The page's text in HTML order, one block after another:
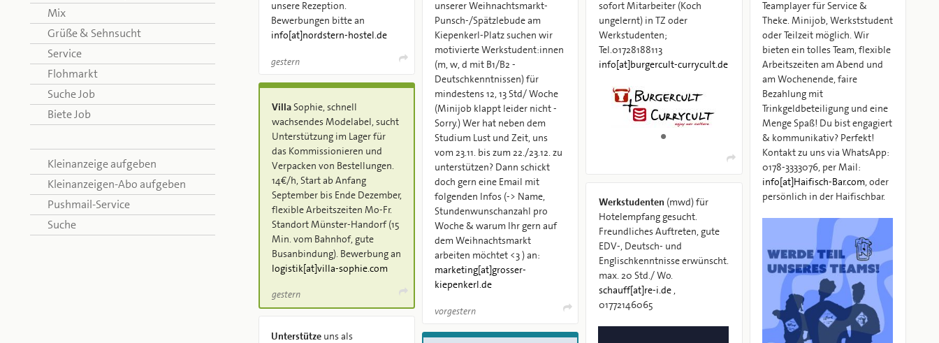
Mix
Grüße & Sehnsucht
Service
Flohmarkt
Suche Job
Biete Job
Kleinanzeige aufgeben
Kleinanzeigen-Abo aufgeben
Pushmail-Service
Suche
unsere Rezeption.
Bewerbungen bitte an
info[at]nordstern-hostel.de
gestern
VillaSophie, schnell
wachsendes Modelabel, sucht
Unterstützung im Lager für
das Kommissionieren und
Verpacken von Bestellungen.
14€/h, Start ab Anfang
September bis Ende Dezember,
flexible Arbeitszeiten Mo-Fr.
Standort Münster-Handorf (15
Min. vom Bahnhof, gute
Busanbindung). Bewerbung an
logistik[at]villa-sophie.com
gestern
Unterstütze uns als
unserer Weihnachtsmarkt-
Punsch-/Spätzlebude am
Kiepenkerl-Platz suchen wir
motivierte Werkstudent:innen
(m, w, d mit B1/B2 -
Deutschkenntnissen) für
mindestens 12, 13 Std/ Woche
(Minijob klappt leider nicht -
Sorry.) Wer hat neben dem
Studium Lust und Zeit, uns
vom 23.11. bis zum 22./23.12. zu
unterstützen? Dann schickt
doch gern eine Email mit
folgenden Infos (-> Name,
Stundenwunschanzahl pro
Woche & warum Ihr gern auf
dem Weihnachtsmarkt
arbeiten möchtet <3 ) an:
marketing[at]grosser-
kiepenkerl.de
vorgestern
sofort Mitarbeiter (Koch
ungelernt) in TZ oder
Werkstudenten;
Tel.01728188113
info[at]burgercult-currycult.de
Werkstudenten (mwd) für
Hotelempfang gesucht.
Freundliches Auftreten, gute
EDV-, Deutsch- und
Englischkenntnisse erwünscht.
max. 20 Std./ Wo.
schauff[at]re-i.de,
01772146065
Teamplayer für Service &
Theke. Minijob, Werkststudent
oder Teilzeit möglich. Wir
bieten ein tolles Team, flexible
Arbeitszeiten am Abend und
am Wochenende, faire
Bezahlung mit
Trinkgeldbeteiligung und eine
Menge Spaß! Du bist engagiert
& kommunikativ? Perfekt!
Kontakt zu uns via WhatsApp:
0178-3333076, per Mail:
info[at]Haifisch-Bar.com, oder
persönlich in der Haifischbar.